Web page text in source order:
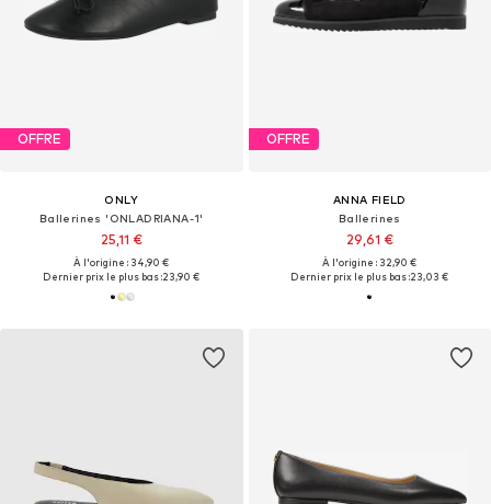
OFFRE
ONLY
Ballerines 'ONLADRIANA-1'
25,11 €
À l'origine : 34,90 €
Dernier prix le plus bas :23,90 €
OFFRE
ANNA FIELD
Ballerines
29,61 €
À l'origine : 32,90 €
Dernier prix le plus bas :23,03 €